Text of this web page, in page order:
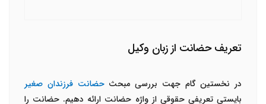
تعریف حضانت از زبان وکیل
در نخستین گام جهت بررسی مبحث حضانت فرزندان صغیر
بایستی تعریفی حقوقی از واژه حضانت ارائه دهیم. حضانت را